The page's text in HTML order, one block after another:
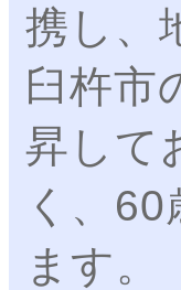
携し、
臼杵市
昇して
く、
ます。